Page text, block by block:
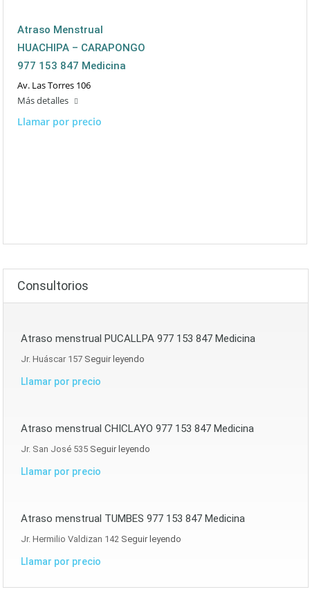
Atraso Menstrual
HUACHIPA – CARAPONGO
977 153 847 Medicina
Av. Las Torres 106
Más detalles
Llamar por precio
Consultorios
Atraso menstrual PUCALLPA 977 153 847 Medicina
Jr. Huáscar 157 Seguir leyendo
Llamar por precio
Atraso menstrual CHICLAYO 977 153 847 Medicina
Jr. San José 535 Seguir leyendo
Llamar por precio
Atraso menstrual TUMBES 977 153 847 Medicina
Jr. Hermilio Valdizan 142 Seguir leyendo
Llamar por precio